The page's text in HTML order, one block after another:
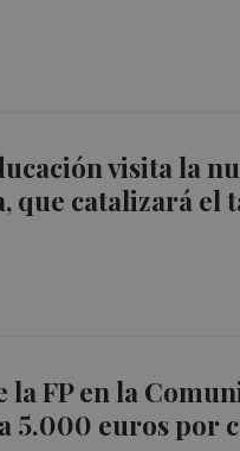
visita la
que catalizará el
FP en la
5.000 euros por